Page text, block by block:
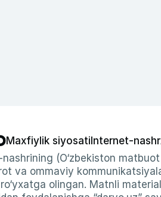
Maxfiylik siyosati Internet-nashr
(O‘zbekiston
va ommaviy
olingan. Matnli